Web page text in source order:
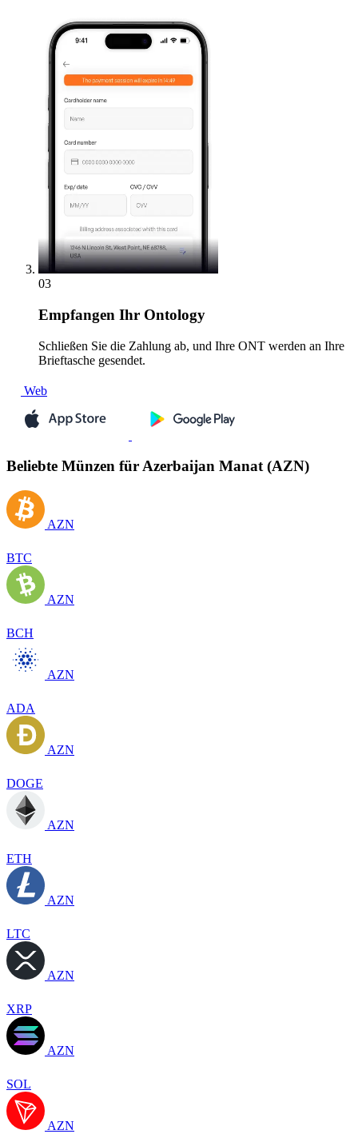
03
Empfangen Ihr Ontology
Schließen Sie die Zahlung ab, und Ihre ONT werden an Ihre
Brieftasche gesendet.
Web
Beliebte Münzen für Azerbaijan Manat (AZN)
AZN
BTC
AZN
BCH
AZN
ADA
AZN
DOGE
AZN
ETH
AZN
LTC
AZN
XRP
AZN
SOL
AZN